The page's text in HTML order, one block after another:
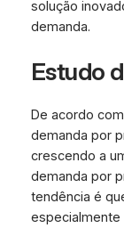
solução
demanda.
Estudo
De acordo
demanda por
crescendo a
demanda por
tendência é